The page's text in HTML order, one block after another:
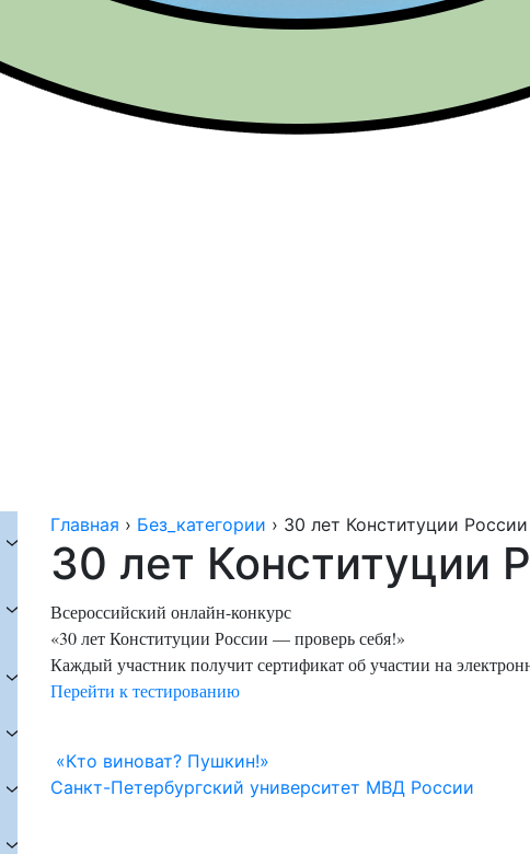
Главная › Без_категории › 30 лет Конституции России
30 лет Конституции
Всероссийский онлайн-конкурс
«30 лет Конституции России — проверь себя!»
Каждый участник получит сертификат об участии на
Перейти к тестированию
Навигация
по
«Кто виноват? Пушкин!»
Санкт-Петербургский университет МВД России